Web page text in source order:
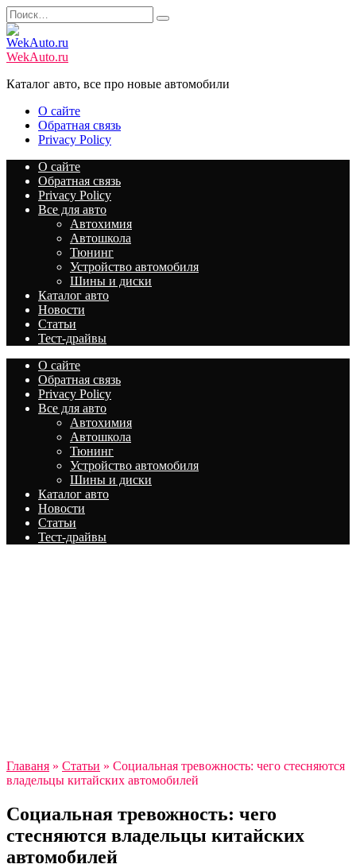
Перейти
к
содержанию
Search
for:
WekAuto.ru
Каталог авто, все про новые автомобили
О сайте
Обратная связь
Privacy Policy
О сайте
Обратная связь
Privacy Policy
Все для авто
Автохимия
Автошкола
Тюнинг
Устройство автомобиля
Шины и диски
Каталог авто
Новости
Статьи
Тест-драйвы
О сайте
Обратная связь
Privacy Policy
Все для авто
Автохимия
Автошкола
Тюнинг
Устройство автомобиля
Шины и диски
Каталог авто
Новости
Статьи
Тест-драйвы
Главаня » Статьи » Социальная тревожность: чего стесняются
владельцы китайских автомобилей
Социальная тревожность: чего
стесняются владельцы китайских
автомобилей